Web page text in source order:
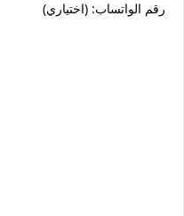
رقم الواتساب: (اختياري)